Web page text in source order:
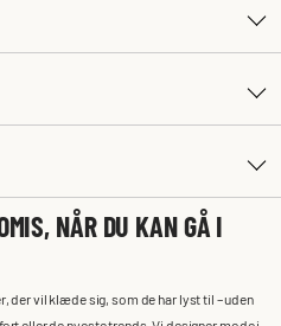
NÅR DU KAN GÅ I
der vil klæde sig, som de har lyst til – uden